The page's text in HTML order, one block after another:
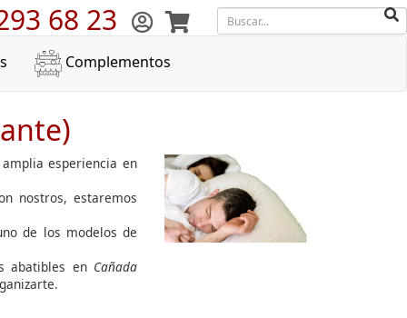
68 23
Complementos
esperiencia en
nostros, estaremos
de los modelos de
abatibles en Cañada